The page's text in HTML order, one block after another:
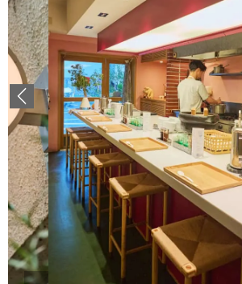
Previous